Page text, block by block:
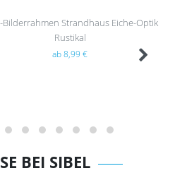
Bilderrahmen Strandhaus Eiche-Optik
Rustikal
ab 8,99 €
BEI SIBEL